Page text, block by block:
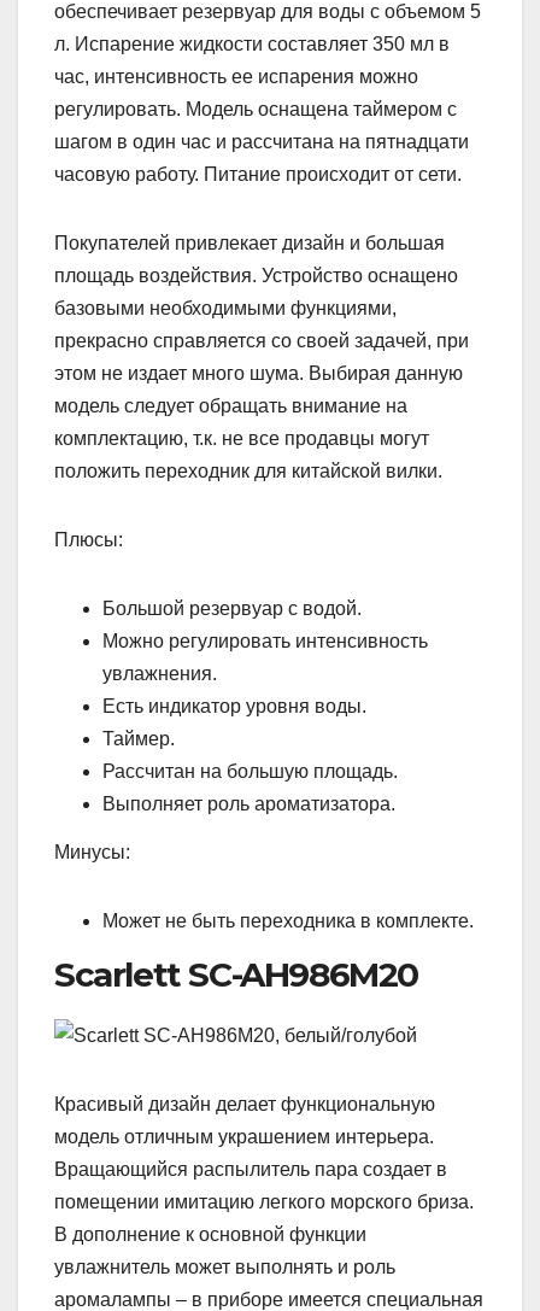
обеспечивает резервуар для воды с объемом 5
л. Испарение жидкости составляет 350 мл в
час, интенсивность ее испарения можно
регулировать. Модель оснащена таймером с
шагом в один час и рассчитана на пятнадцати
часовую работу. Питание происходит от сети.
Покупателей привлекает дизайн и большая
площадь воздействия. Устройство оснащено
базовыми необходимыми функциями,
прекрасно справляется со своей задачей, при
этом не издает много шума. Выбирая данную
модель следует обращать внимание на
комплектацию, т.к. не все продавцы могут
положить переходник для китайской вилки.
Плюсы:
Большой резервуар с водой.
Можно регулировать интенсивность
увлажнения.
Есть индикатор уровня воды.
Таймер.
Рассчитан на большую площадь.
Выполняет роль ароматизатора.
Минусы:
Может не быть переходника в комплекте.
Scarlett SC-AH986М20
Красивый дизайн делает функциональную
модель отличным украшением интерьера.
Вращающийся распылитель пара создает в
помещении имитацию легкого морского бриза.
В дополнение к основной функции
увлажнитель может выполнять и роль
аромалампы – в приборе имеется специальная